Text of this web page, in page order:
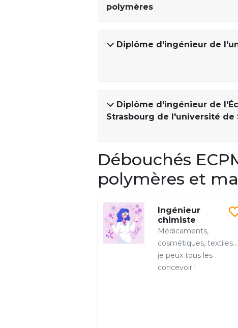
polymères
Diplôme d'ingénieur de
Diplôme d'ingénieur de
Strasbourg de l'université de
Débouchés
polymères et
Ingénieur
chimiste
Médicaments,
cosmétiques, textiles…
je peux tous les
concevoir !